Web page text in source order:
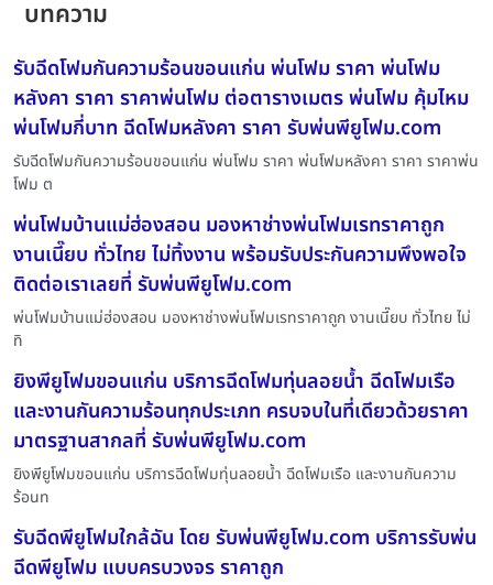
บทความ
รับฉีดโฟมกันความร้อนขอนแก่น พ่นโฟม ราคา พ่นโฟม
หลังคา ราคา ราคาพ่นโฟม ต่อตารางเมตร พ่นโฟม คุ้มไหม
พ่นโฟมกี่บาท ฉีดโฟมหลังคา ราคา รับพ่นพียูโฟม.com
รับฉีดโฟมกันความร้อนขอนแก่น พ่นโฟม ราคา พ่นโฟมหลังคา ราคา ราคาพ่น
โฟม ต
พ่นโฟมบ้านแม่ฮ่องสอน มองหาช่างพ่นโฟมเรทราคาถูก
งานเนี๊ยบ ทั่วไทย ไม่ทิ้งงาน พร้อมรับประกันความพึงพอใจ
ติดต่อเราเลยที่ รับพ่นพียูโฟม.com
พ่นโฟมบ้านแม่ฮ่องสอน มองหาช่างพ่นโฟมเรทราคาถูก งานเนี๊ยบ ทั่วไทย ไม่
ทิ
ยิงพียูโฟมขอนแก่น บริการฉีดโฟมทุ่นลอยน้ำ ฉีดโฟมเรือ
และงานกันความร้อนทุกประเภท ครบจบในที่เดียวด้วยราคา
มาตรฐานสากลที่ รับพ่นพียูโฟม.com
ยิงพียูโฟมขอนแก่น บริการฉีดโฟมทุ่นลอยน้ำ ฉีดโฟมเรือ และงานกันความ
ร้อนท
รับฉีดพียูโฟมใกล้ฉัน โดย รับพ่นพียูโฟม.com บริการรับพ่น
ฉีดพียูโฟม แบบครบวงจร ราคาถูก